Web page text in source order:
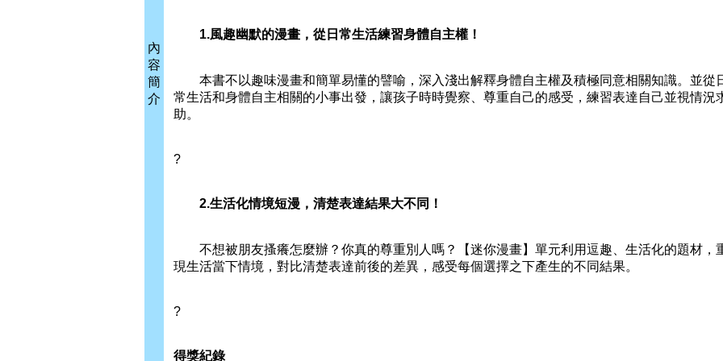
內
容
簡
介
1.風趣幽默的漫畫，從日常生活練習身體自主權！
本書不以趣味漫畫和簡單易懂的譬喻，深入淺出解釋身體自主權及積極同意相關知識。並從
常生活和身體自主相關的小事出發，讓孩子時時覺察、尊重自己的感受，練習表達自己並視情況
助。
?
2.生活化情境短漫，清楚表達結果大不同！
不想被朋友搔癢怎麼辦？你真的尊重別人嗎？【迷你漫畫】單元利用逗趣、生活化的題材，
現生活當下情境，對比清楚表達前後的差異，感受每個選擇之下產生的不同結果。
?
得獎紀錄